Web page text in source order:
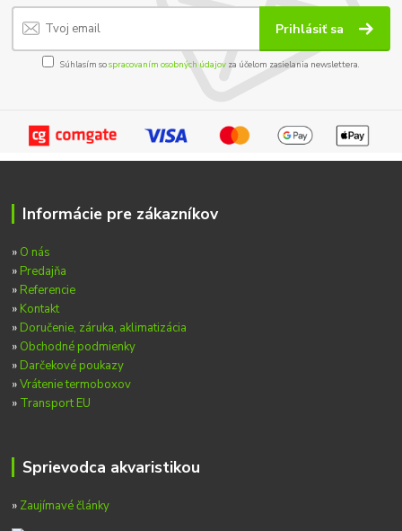
Prihlásiť sa
Súhlasím sospracovaním osobných údajov za účelom zasielania newslettera.
Informácie pre zákazníkov
» O nás
» Predajňa
» Referencie
» Kontakt
» Doručenie, záruka, aklimatizácia
» Obchodné podmienky
» Darčekové poukazy
»Vrátenie termoboxov
» Transport EU
Sprievodca akvaristikou
» Zaujímavé články